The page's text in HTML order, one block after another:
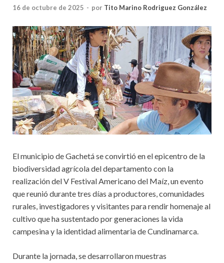
16 de octubre de 2025 - por Tito Marino Rodriguez González
El municipio de Gachetá se convirtió en el epicentro de la
biodiversidad agrícola del departamento con la
realización del V Festival Americano del Maíz, un evento
que reunió durante tres días a productores, comunidades
rurales, investigadores y visitantes para rendir homenaje al
cultivo que ha sustentado por generaciones la vida
campesina y la identidad alimentaria de Cundinamarca.
Durante la jornada, se desarrollaron muestras